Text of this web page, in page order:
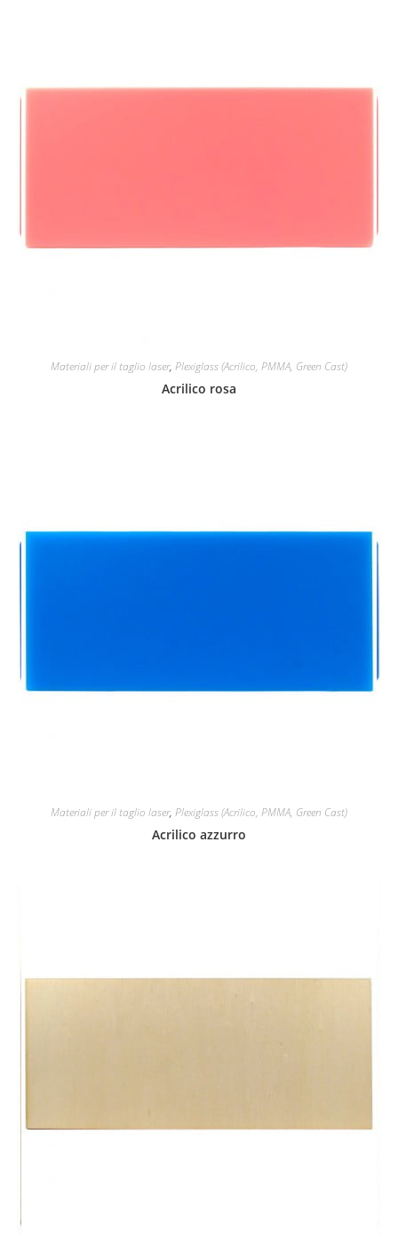
Materiali per il taglio laser, Plexiglass (Acrilico, PMMA, Green Cast)
Acrilico rosa
Materiali per il taglio laser, Plexiglass (Acrilico, PMMA, Green Cast)
Acrilico azzurro